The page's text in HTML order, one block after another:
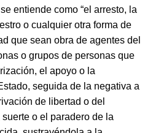
entiende como “el arresto, la
o cualquier otra forma de
que sean obra de agentes del
o grupos de personas que
el apoyo o la
seguida de la negativa a
de libertad o del
o el paradero de la